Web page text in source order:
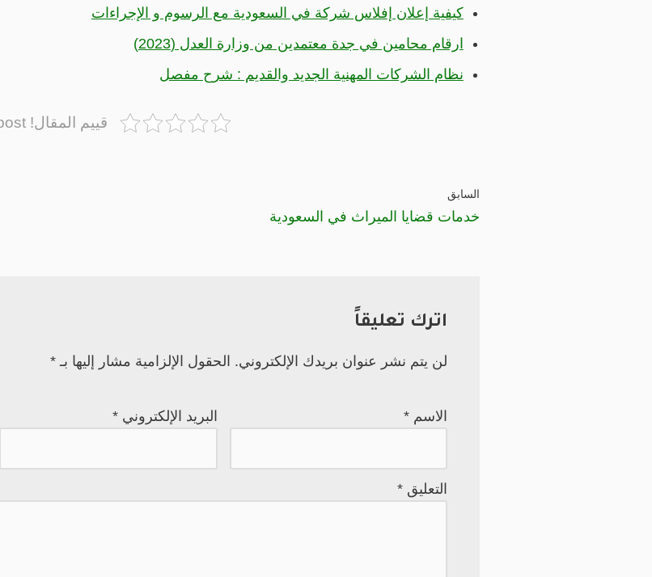
كيفية إعلان إفلاس شركة في السعودية مع الرسوم و الإجراءات
ارقام محامين في جدة معتمدين من وزارة العدل (2023)
نظام الشركات المهنية الجديد والقديم : شرح مفصل
قييم المقال! post
السابق
خدمات قضايا الميراث في السعودية
اترك تعليقاً
لن يتم نشر عنوان بريدك الإلكتروني. الحقول الإلزامية مشار إليها بـ*
الاسم* البريد الإلكتروني*
التعليق*